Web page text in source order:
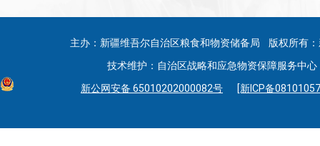
主办：新疆维吾尔自治区粮食和物资储备局 版权所有
技术维护：自治区战略和应急物资保障服务中
新公网安备 65010202000082号
[新ICP备